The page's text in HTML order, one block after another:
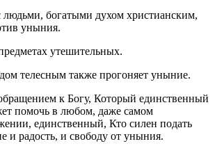
людьми, богатыми духом христианским,
уныния.
утешительных.
телесным также прогоняет уныние.
к Богу, Который единственный
помочь в любом, даже самом
единственный, Кто силен подать
и радость, и свободу от уныния.